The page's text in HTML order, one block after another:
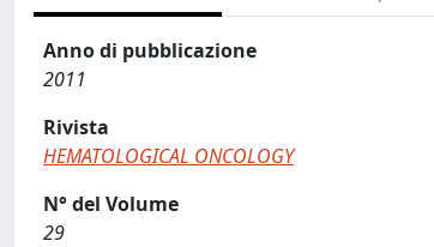
Anno di pubblicazione
2011
Rivista
HEMATOLOGICAL ONCOLOGY
N° del Volume
29